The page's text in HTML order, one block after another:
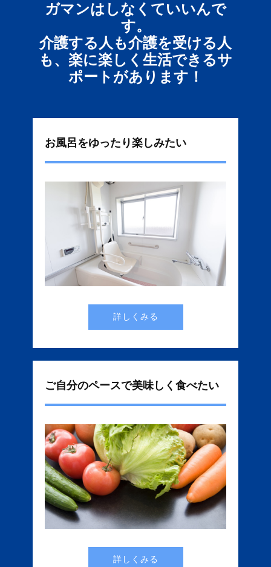
ガマンはしなくていいんで
す。
介護する人も介護を受ける人
も、楽に楽しく生活できるサ
ポートがあります！
お風呂をゆったり楽しみたい
詳しくみる
ご自分のペースで美味しく食べたい
詳しくみる